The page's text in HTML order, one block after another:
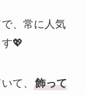
、常に人気
💖
て、 飾って